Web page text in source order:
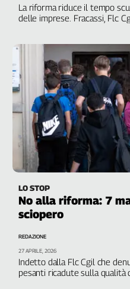
Progress
nel
Territori
Abruzzo-
Alto
Adige
Basilicata
Campania
Emilia-
Romagna
Friuli
Venezia
Giulia
Lazio
La riforma riduce il tempo
delle imprese. Fracassi, Flc
LO STOP
No alla riforma: 7
sciopero
Indetto dalla Flc Cgil che
pesanti ricadute sulla qualità
REDAZIONE
27 APRILE, 2026